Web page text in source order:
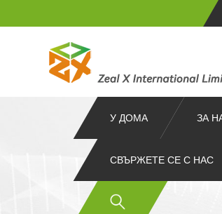
У ДОМА ЗА
СВЪРЖЕТЕ СЕ С НАС